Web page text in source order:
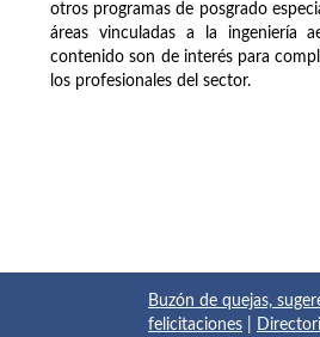
otros programas de posgrado
áreas vinculadas a la ingeniería
contenido son de interés para
los profesionales del sector.
Buzón de quejas,
felicitaciones